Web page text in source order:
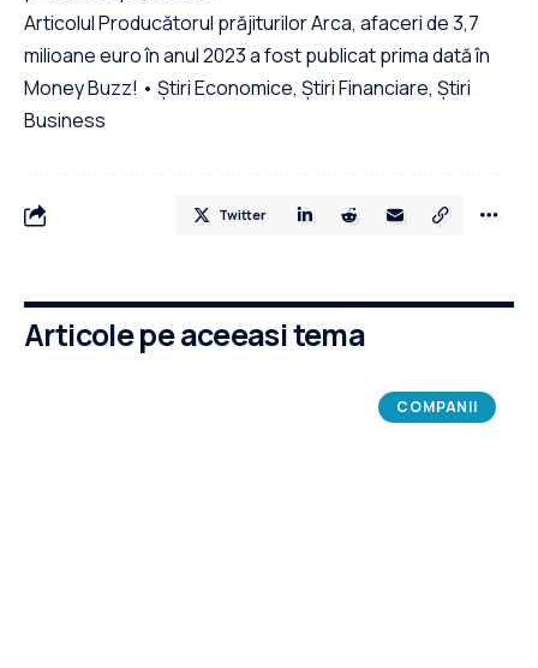
Articolul Producătorul prăjiturilor Arca, afaceri de 3,7
milioane euro în anul 2023 a fost publicat prima dată în
Money Buzz! • Știri Economice, Știri Financiare, Știri
Business
Twitter
Articole pe aceeasi tema
COMPANII